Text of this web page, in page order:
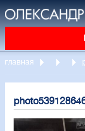
главная